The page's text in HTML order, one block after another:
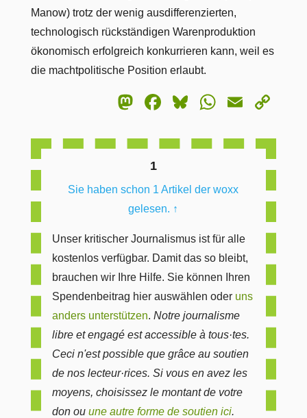
Manow) trotz der wenig ausdifferenzierten,
technologisch rückständigen Warenproduktion
ökonomisch erfolgreich konkurrieren kann, weil es
die machtpolitische Position erlaubt.
Mastodon
Facebook
BlueskyEmail
1
Sie haben schon 1 Artikel der woxx
gelesen. ↑
Unser kritischer Journalismus ist für alle
kostenlos verfügbar. Damit das so bleibt,
brauchen wir Ihre Hilfe. Sie können Ihren
Spendenbeitrag hier auswählen oder uns
anders unterstützen. Notre journalisme
libre et engagé est accessible à tous·tes.
Ceci n'est possible que grâce au soutien
de nos lecteur·rices. Si vous en avez les
moyens, choisissez le montant de votre
don ou une autre forme de soutien ici.